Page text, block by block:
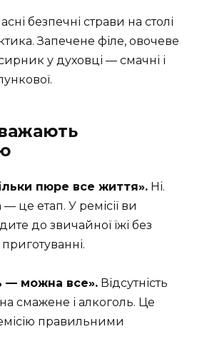
безпечні страви на столі
Запечене філе, овочеве
у духовці — смачні і
пюре все життя». Ні.
це етап. У ремісії ви
до звичайної їжі без
— можна все». Відсутність
смажене і алкоголь. Це
правильними